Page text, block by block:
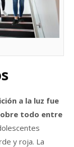
a la luz fue
todo entre
y roja. La